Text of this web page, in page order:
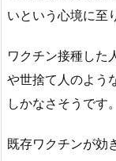
いという心境に至
ワクチン接種した
や世捨て人のよう
しかなさそうです。
既存ワクチンが効